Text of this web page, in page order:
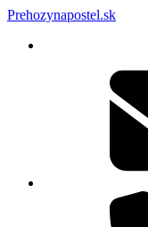
Prehozynapostel.sk